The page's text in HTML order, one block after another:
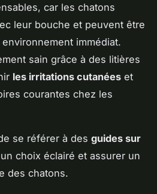
car les chatons
leur bouche et peuvent être
immédiat.
sain grâce à des litières
les irritations cutanées et
courantes chez les
se référer à des guides sur
choix éclairé et assurer un
des chatons.